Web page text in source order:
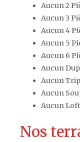
Aucun 2
Aucun 3
Aucun 4
Aucun 5
Aucun 6
Aucun
Aucun
Aucun
Aucun Loft
Nos